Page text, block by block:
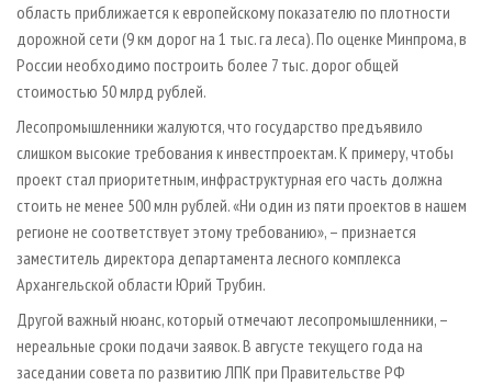
область приближается к европейскому показателю по плотности
дорожной сети (9 км дорог на 1 тыс. га леса). По оценке Минпрома, в
России необходимо построить более 7 тыс. дорог общей
стоимостью 50 млрд рублей.
Лесопромышленники жалуются, что государство предъявило
слишком высокие требования к инвестпроектам. К примеру, чтобы
проект стал приоритетным, инфраструктурная его часть должна
стоить не менее 500 млн рублей. «Ни один из пяти проектов в нашем
регионе не соответствует этому требованию», – признается
заместитель директора департамента лесного комплекса
Архангельской области Юрий Трубин.
Другой важный нюанс, который отмечают лесопромышленники, –
нереальные сроки подачи заявок. В августе текущего года на
заседании совета по развитию ЛПК при Правительстве РФ